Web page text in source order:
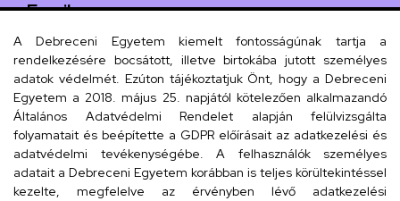
Email
arany.titkarsag@arany-alt.unideb.hu
Cím
4026 Debrecen, Arany János tér 1.
Szervezeti telefonkönyv
A Debreceni Egyetem kiemelt fontosságúnak tartja a
rendelkezésére bocsátott, illetve birtokába jutott személyes
adatok védelmét. Ezúton tájékoztatjuk Önt, hogy a Debreceni
Egyetem a 2018. május 25. napjától kötelezően alkalmazandó
Általános Adatvédelmi Rendelet alapján felülvizsgálta
folyamatait és beépítette a GDPR előírásait az adatkezelési és
adatvédelmi tevékenységébe. A felhasználók személyes
adatait a Debreceni Egyetem korábban is teljes körültekintéssel
kezelte, megfelelve az érvényben lévő adatkezelési